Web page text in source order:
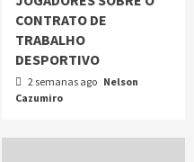
CONTRATO DE
TRABALHO
DESPORTIVO
2 semanas ago Nelson
Cazumiro